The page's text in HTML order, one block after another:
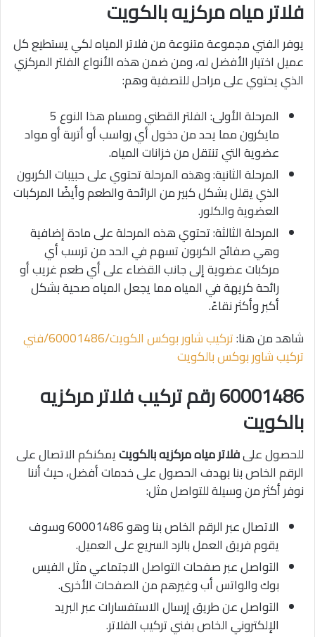
فلاتر مياه مركزيه بالكويت
يوفر الفني مجموعة متنوعة من فلاتر المياه لكي يستطيع كل
عميل اختيار الأفضل له، ومن ضمن هذه الأنواع الفلتر المركزي
الذي يحتوي على مراحل للتصفية وهم:
المرحلة الأولى: الفلتر القطني ومسام هذا النوع 5
مايكرون مما يحد من دخول أي رواسب أو أتربة أو مواد
عضوية التي تنتقل من خزانات المياه.
المرحلة الثانية: وهذه المرحلة تحتوي على حبيبات الكربون
الذي يقلل بشكل كبير من الرائحة والطعم وأيضًا المركبات
العضوية والكلور.
المرحلة الثالثة: تحتوي هذه المرحلة على مادة إضافية
وهي صفائح الكربون تسهم في الحد من ترسب أي
مركبات عضوية إلى جانب القضاء على أي طعم غريب أو
رائحة كريهة في المياه مما يجعل المياه صحية بشكل
أكبر وأكثر نقاءً.
شاهد من هنا:
تركيب شاور بوكس الكويت/60001486/فني
تركيب شاور بوكس بالكويت
60001486رقم تركيب فلاتر مركزيه
بالكويت
للحصول علىفلاتر مياه مركزيه بالكويتيمكنكم الاتصال على
الرقم الخاص بنا بهدف الحصول على خدمات أفضل، حيث أننا
نوفر أكثر من وسيلة للتواصل مثل:
الاتصال عبر الرقم الخاص بنا وهو 60001486 وسوف
يقوم فريق العمل بالرد السريع على العميل.
التواصل عبر صفحات التواصل الاجتماعي مثل الفيس
بوك والواتس أب وغيرهم من الصفحات الأخرى.
التواصل عن طريق إرسال الاستفسارات عبر البريد
الإلكتروني الخاص بفني تركيب الفلاتر.